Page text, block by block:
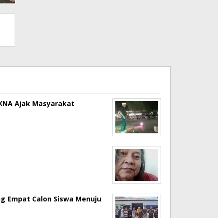
Ajak Masyarakat
Empat Calon Siswa Menuju